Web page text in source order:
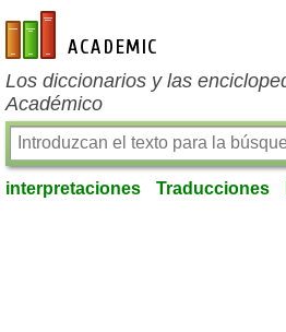
es-academic.com
Los diccionarios y las
Académico
interpretaciones Traducciones